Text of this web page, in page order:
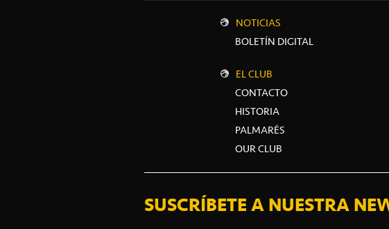
NOTICIAS
BOLETÍN DIGITAL
EL CLUB
CONTACTO
HISTORIA
PALMARÉS
OUR CLUB
SUSCRÍBETE A NUESTRA